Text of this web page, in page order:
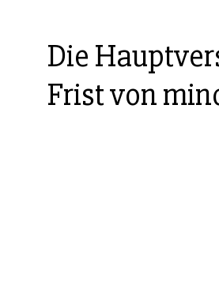
Die
Frist von